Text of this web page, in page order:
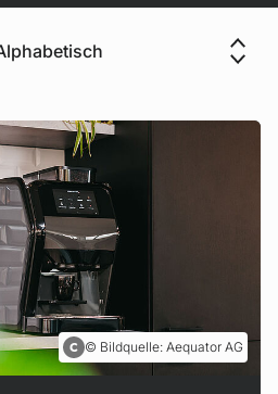
Bildquelle: Aequator AG